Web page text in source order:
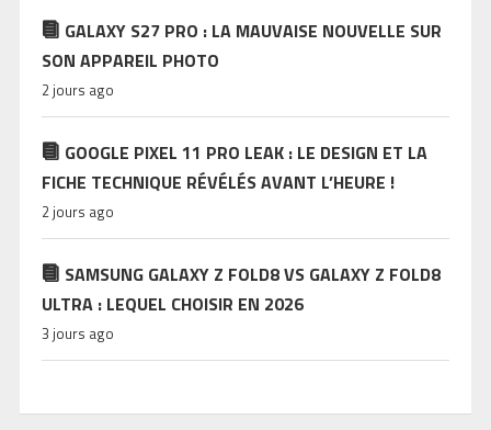
GALAXY S27 PRO : LA MAUVAISE NOUVELLE SUR
SON APPAREIL PHOTO
2 jours ago
GOOGLE PIXEL 11 PRO LEAK : LE DESIGN ET LA
FICHE TECHNIQUE RÉVÉLÉS AVANT L’HEURE !
2 jours ago
SAMSUNG GALAXY Z FOLD8 VS GALAXY Z FOLD8
ULTRA : LEQUEL CHOISIR EN 2026
3 jours ago